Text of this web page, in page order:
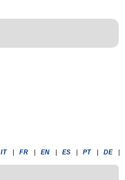
IT FR EN ES PT DE